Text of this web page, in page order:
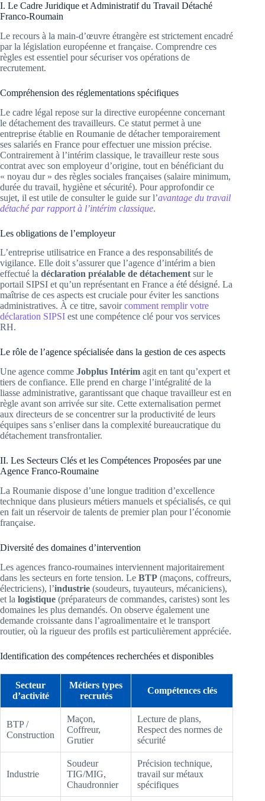
I. Le Cadre Juridique et Administratif du Travail Détaché
Franco-Roumain
Le recours à la main-d’œuvre étrangère est strictement encadré
par la législation européenne et française. Comprendre ces
règles est essentiel pour sécuriser vos opérations de
recrutement.
Compréhension des réglementations spécifiques
Le cadre légal repose sur la directive européenne concernant
le détachement des travailleurs. Ce statut permet à une
entreprise établie en Roumanie de détacher temporairement
ses salariés en France pour effectuer une mission précise.
Contrairement à l’intérim classique, le travailleur reste sous
contrat avec son employeur d’origine, tout en bénéficiant du
« noyau dur » des règles sociales françaises (salaire minimum,
durée du travail, hygiène et sécurité). Pour approfondir ce
sujet, il est utile de consulter le guide sur l’avantage du travail
détaché par rapport à l’intérim classique.
Les obligations de l’employeur
L’entreprise utilisatrice en France a des responsabilités de
vigilance. Elle doit s’assurer que l’agence d’intérim a bien
effectué la déclaration préalable de détachement sur le
portail SIPSI et qu’un représentant en France a été désigné. La
maîtrise de ces aspects est cruciale pour éviter les sanctions
administratives. À ce titre, savoircomment remplir votre
déclaration SIPSI est une compétence clé pour vos services
RH.
Le rôle de l’agence spécialisée dans la gestion de ces aspects
Une agence comme Jobplus Intérim agit en tant qu’expert et
tiers de confiance. Elle prend en charge l’intégralité de la
liasse administrative, garantissant que chaque travailleur est en
règle avant son arrivée sur site. Cette externalisation permet
aux directeurs de se concentrer sur la productivité de leurs
équipes sans s’enliser dans la complexité bureaucratique du
détachement transfrontalier.
II. Les Secteurs Clés et les Compétences Proposées par une
Agence Franco-Roumaine
La Roumanie dispose d’une longue tradition d’excellence
technique dans plusieurs métiers manuels et spécialisés, ce qui
en fait un réservoir de talents de premier plan pour l’économie
française.
Diversité des domaines d’intervention
Les agences franco-roumaines interviennent majoritairement
dans les secteurs en forte tension. Le BTP (maçons, coffreurs,
électriciens), l’industrie (soudeurs, tuyauteurs, mécaniciens),
et la logistique (préparateurs de commandes, caristes) sont les
domaines les plus demandés. On observe également une
demande croissante dans l’agroalimentaire et le transport
routier, où la rigueur des profils est particulièrement appréciée.
Identification des compétences recherchées et disponibles
Secteur
d’activité
Métiers types
recrutés
Compétences clés
BTP /
Construction
Maçon,
Coffreur,
Grutier
Lecture de plans,
Respect des normes de
sécurité
Industrie
Soudeur
TIG/MIG,
Chaudronnier
Précision technique,
travail sur métaux
spécifiques